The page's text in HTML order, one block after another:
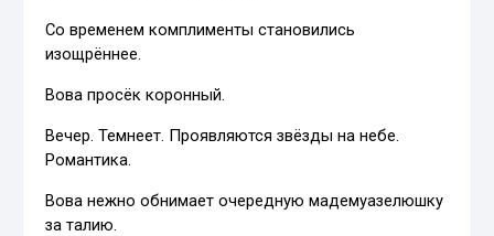
Со временем комплименты становились
изощрённее.
Вова просёк коронный.
Вечер. Темнеет. Проявляются звёзды на небе.
Романтика.
Вова нежно обнимает очередную мадемуазелюшку
за талию.